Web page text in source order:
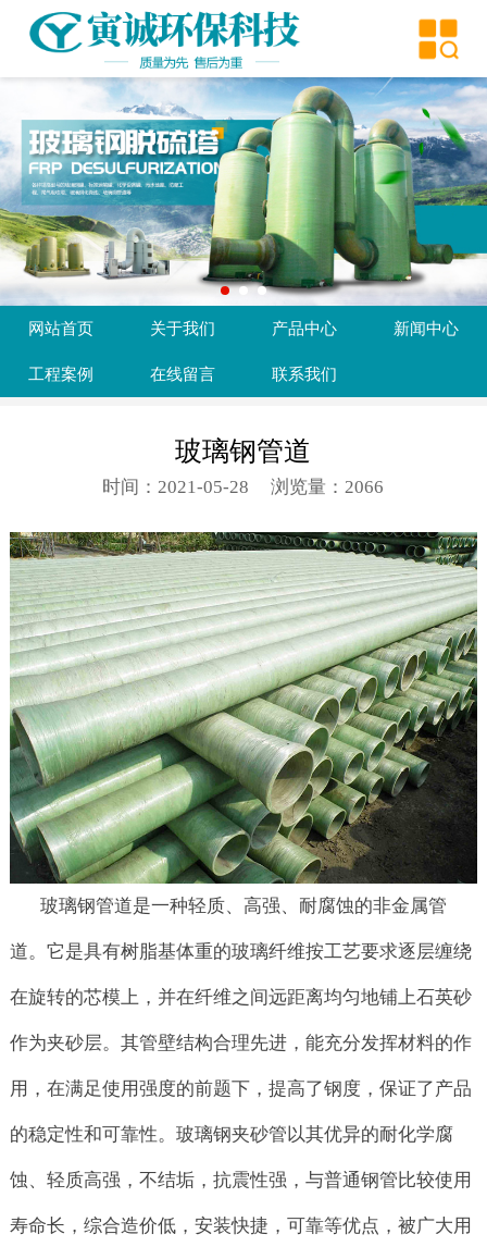
关于我们
产品中心
新闻中心
工程案例
在线留言
网站首页 关于我们 产品中心 新闻中心
工程案例 在线留言 联系我们
玻璃钢管道
时间：2021-05-28 浏览量：2066
玻璃钢管道是一种轻质、高强、耐腐蚀的非金属管
道。它是具有树脂基体重的玻璃纤维按工艺要求逐层缠绕
在旋转的芯模上，并在纤维之间远距离均匀地铺上石英砂
作为夹砂层。其管壁结构合理先进，能充分发挥材料的作
用，在满足使用强度的前题下，提高了钢度，保证了产品
的稳定性和可靠性。玻璃钢夹砂管以其优异的耐化学腐
蚀、轻质高强，不结垢，抗震性强，与普通钢管比较使用
寿命长，综合造价低，安装快捷，可靠等优点，被广大用